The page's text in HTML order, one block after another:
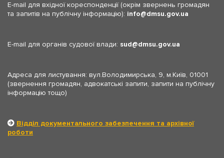
E-mail для вхідної кореспонденції (окрім звернень громадян
та запитів на публічну інформацію): info dmsu.gov.ua
E-mail для органів судової влади: sud dmsu.gov.ua
Адреса для листування: вул.Володимирська, 9, м.Київ, 01001
(звернення громадян, адвокатські запити, запити на публічну
інформацію тощо)
Відділ документального забезпечення та архівної
роботи